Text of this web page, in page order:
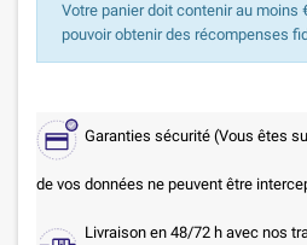
Votre panier doit contenir au moins
pouvoir obtenir des récompenses
Garanties sécurité (Vous êtes
de vos données ne peuvent être
Livraison en 48/72 h avec nos